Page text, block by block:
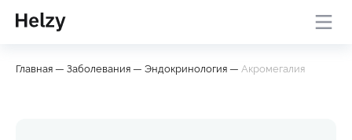
знаний
симптомы
Главная — Заболевания — Эндокринология — Акромегалия